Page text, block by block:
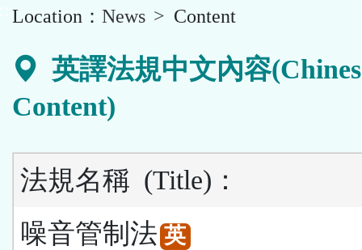
Location： News Content
英譯法規中文內容
Content)
法規名稱 (Title) ：
噪音管制法 英